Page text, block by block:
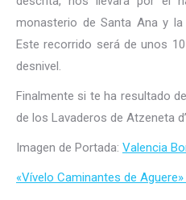
monasterio de Santa Ana y
Este recorrido será de unos
desnivel.
Finalmente si te ha resultado
de los Lavaderos de Atzeneta
Imagen de Portada: Valencia
«Vívelo Caminantes de